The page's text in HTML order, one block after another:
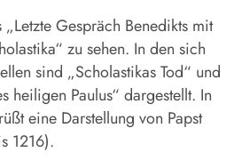
Gespräch Benedikts mit
zu sehen. In den sich
sind „Scholastikas Tod“ und
heiligen Paulus“ dargestellt. In
eine Darstellung von Papst
1216).